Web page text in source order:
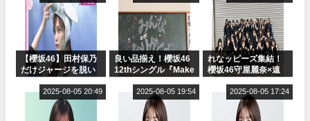
【櫻坂46】田村保乃
だけジャージを脱い
良い品揃え！櫻坂46
12thシングル『Make
ャルグッズ絶賛販売
れなッピーズ集結！
櫻坂46守屋麗奈×遠
ット！」水曜スタジ
オ出演決定
2025-08-05 20:49 2025-08-05 19:54 2025-08-05 17:24